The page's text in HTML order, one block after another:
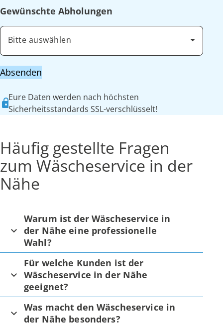
Gewünschte Abholungen
Bitte auswählen
Absenden
Eure Daten werden nach höchsten
Sicherheitsstandards SSL-verschlüsselt!
Häufig gestellte Fragen
zum Wäscheservice in der
Nähe
Warum ist der Wäscheservice in
der Nähe eine professionelle
Wahl?
Für welche Kunden ist der
Wäscheservice in der Nähe
geeignet?
Was macht den Wäscheservice in
der Nähe besonders?